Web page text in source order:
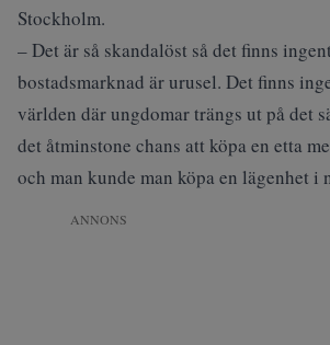
Stockholm.
– Det är så skandalöst så det finns
bostadsmarknad är urusel. Det finns
världen där ungdomar trängs ut på det
det åtminstone chans att köpa en etta
och man kunde man köpa en lägenhet i
ANNONS